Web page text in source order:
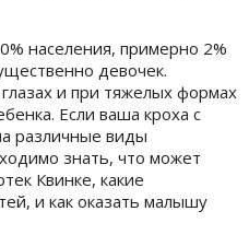
населения, примерно 2%
девочек.
и при тяжелых формах
Если ваша кроха с
различные виды
знать, что может
Квинке, какие
и как оказать малышу